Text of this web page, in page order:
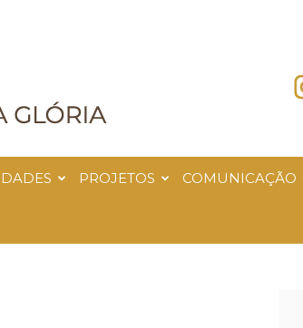
PROJETOS COMUNICAÇÃO